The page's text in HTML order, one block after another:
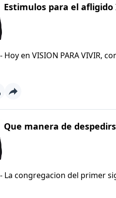
Estimulos para el afligido
- Hoy en VISION PARA
FIRME: UN ESTUDIO DE 2
A. Zazueta titulo: "ESTIMULOS
Que manera de
- La congregacion del primer
afirmaban mutuamente. Daban cuentas de si mismos unos con